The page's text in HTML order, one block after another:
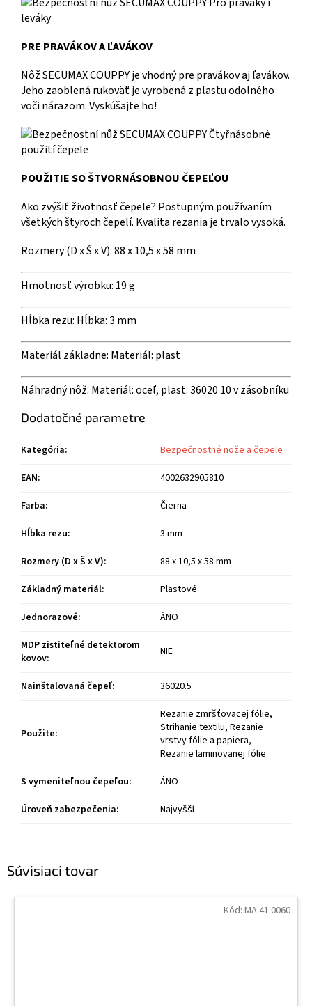
Súvisiaci tovar
Kód: MA.41.0060
PRE PRAVÁKOV A ĽAVÁKOV
Nôž SECUMAX COUPPY je vhodný pre pravákov aj ľavákov.
Jeho zaoblená rukoväť je vyrobená z plastu odolného
voči nárazom. Vyskúšajte ho!
POUŽITIE SO ŠTVORNÁSOBNOU ČEPEĽOU
Ako zvýšiť životnosť čepele? Postupným používaním
všetkých štyroch čepelí. Kvalita rezania je trvalo vysoká.
Rozmery (D x Š x V):88 x 10,5 x 58 mm
Hmotnosť výrobku: 19 g
Hĺbka rezu: Hĺbka: 3 mm
Materiál základne: Materiál: plast
Náhradný nôž: Materiál: oceľ, plast:36020 10 v zásobníku
Dodatočné parametre
Kategória:
Bezpečnostné nože a čepele
EAN:
4002632905810
Farba:
Čierna
Hĺbka rezu:
3 mm
Rozmery (D x Š x V):
88 x 10,5 x 58 mm
Základný materiál:
Plastové
Jednorazové:
ÁNO
MDP zistiteľné detektorom
kovov: NIE
Nainštalovaná čepeľ: 36020.5
Použite:
Rezanie zmršťovacej fólie,
Strihanie textilu, Rezanie
vrstvy fólie a papiera,
Rezanie laminovanej fólie
S vymeniteľnou čepeľou:
ÁNO
Úroveň zabezpečenia: Najvyšší